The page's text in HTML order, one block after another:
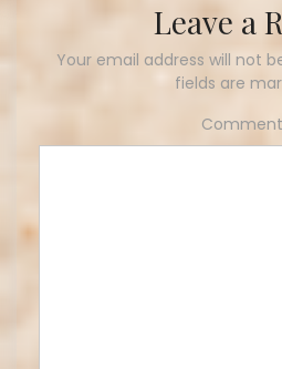
Leave a
Your email address will not
fields are
Comment